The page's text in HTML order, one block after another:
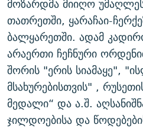
თათრეთში, ყარაჩაი-
ბალყარეთში. ადამ
არაერთი ჩეჩნური
შორის "ერის სიამაყე",
მსახურებისთვის" ,
მედალი“ და ა.შ.
ჯილდოებისა და